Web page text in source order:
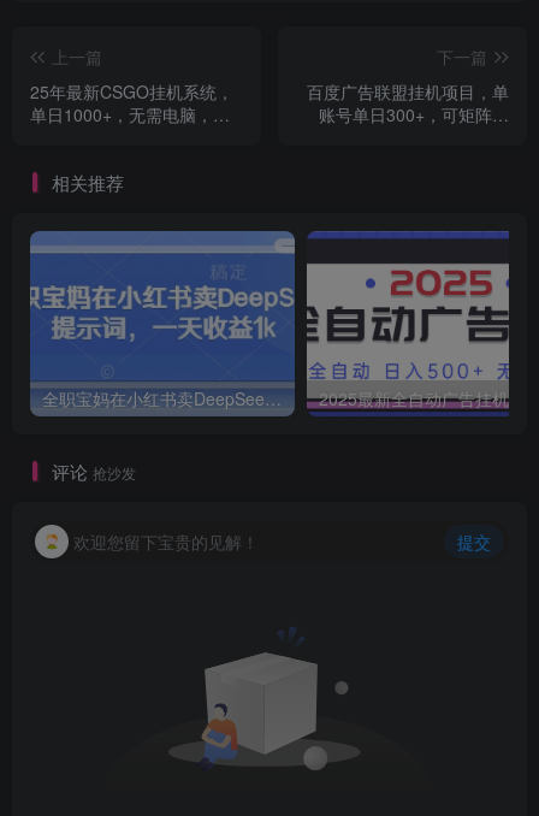
上一篇
25年最新CSGO挂机系统，
单日1000+，无需电脑，无
下一篇
百度广告联盟挂机项目，单
账号单日300+，可矩阵多
相关推荐
全职宝妈在小红书卖DeepSeek提示词，一天收益1k
评论 抢沙发
欢迎您留下宝贵的见解！ 提交